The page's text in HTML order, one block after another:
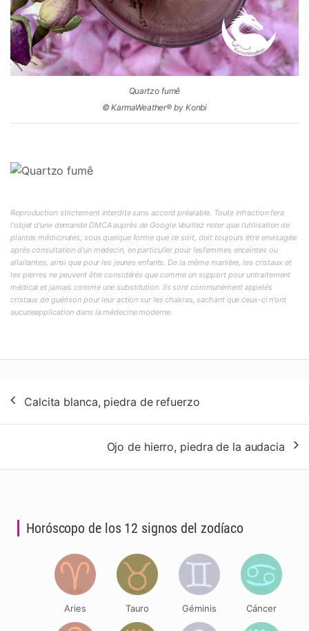
Quartzo fumê
© KarmaWeather® by Konbi
Reproduction strictement interdite sans accord préalable. Toute infraction fera
l'objet d'une demande DMCA auprès de Google.Veuillez noter que l'utilisation de
plantes médicinales, sous quelque forme que ce soit, doit toujours être envisagée
après consultation d'un médecin, en particulier pour lesfemmes enceintes ou
allaitantes, ainsi que pour les jeunes enfants. De la même manière, les cristaux et
les pierres ne peuvent être considérés que comme un support pour untraitement
médical et jamais comme une substitution. Ils sont communément appelés
cristaux de guérison pour leur action sur les chakras, sachant que ceux-ci n'ont
aucuneapplication dans la médecine moderne.
de
entradas
Calcita blanca, piedra de refuerzo
Ojo de hierro, piedra de la audacia
Horóscopo de los 12 signos del zodíaco
Aries Tauro Géminis Cáncer